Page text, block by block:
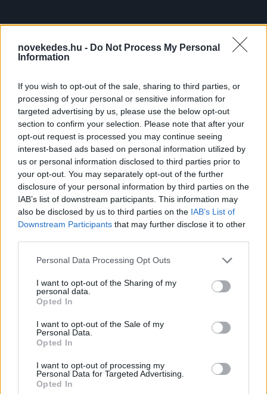
novekedes.hu - Do Not Process My Personal
Information
If you wish to opt-out of the sale, sharing to third parties, or
processing of your personal or sensitive information for
targeted advertising by us, please use the below opt-out
section to confirm your selection. Please note that after your
opt-out request is processed you may continue seeing
interest-based ads based on personal information utilized by
us or personal information disclosed to third parties prior to
your opt-out. You may separately opt-out of the further
disclosure of your personal information by third parties on the
IAB’s list of downstream participants. This information may
also be disclosed by us to third parties on the IAB’s List of
Downstream Participants that may further disclose it to other
Please note that this website/app uses one or more Google
not limited to your visit or usage behaviour. You may click to
grant or deny consent to Google and its third-party tags to
use your data for below specified purposes in below Google
consent section.
Personal Data Processing Opt Outs
I want to opt-out of the Sharing of my
personal data.
Opted In
I want to opt-out of the Sale of my
Personal Data.
Opted In
I want to opt-out of processing my
Personal Data for Targeted Advertising.
Opted In
A BYD elnöke szerint
cége öt éven belül a világ
vezető autógyártója lesz
Vang Csuanfu, a kínai BYD elnöke szerint
cége öt éven belül a világ legnagyobb
autógyártójává válik. A vállalatvezető ezzel
próbálta nyugtatgatni a befektetőket,